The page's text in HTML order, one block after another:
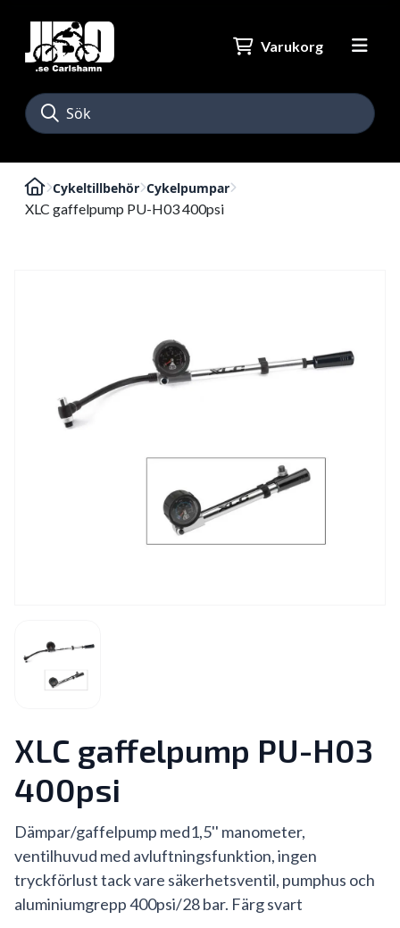
Varukorg
Cykeltillbehör Cykelpumpar
XLC gaffelpump PU-H03 400psi
XLC gaffelpump PU-H03
400psi
Dämpar/gaffelpump med1,5'' manometer,
ventilhuvud med avluftningsfunktion, ingen
tryckförlust tack vare säkerhetsventil, pumphus och
aluminiumgrepp 400psi/28 bar. Färg svart